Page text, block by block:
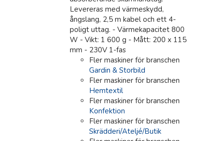
Levereras med värmeskydd,
ångslang, 2,5 m kabel och ett 4-
poligt uttag. - Värmekapacitet 800
W - Vikt: 1 600 g - Mått: 200 x 115
mm - 230V 1-fas
Fler maskiner för branschen
Gardin & Storbild
Fler maskiner för branschen
Hemtextil
Fler maskiner för branschen
Konfektion
Fler maskiner för branschen
Skrädderi/Ateljé/Butik